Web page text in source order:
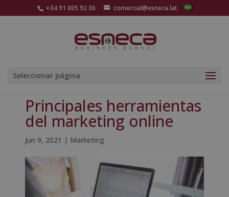
+34 91 005 92 36 comercial@esneca.lat
Seleccionar página
Principales herramientas
del marketing online
Jun 9, 2021 | Marketing